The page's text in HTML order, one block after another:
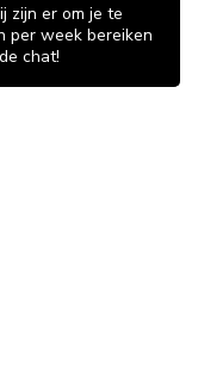
zijn er om je te
per week bereiken
chat!